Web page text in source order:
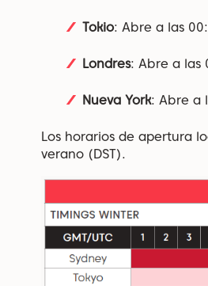
Tokio: Abre a las
Londres: Abre a las
Nueva York: Abre a
Los horarios de apertura
verano (DST).